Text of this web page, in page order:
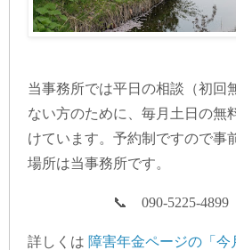
当事務所では平日の相談（初回
ない方のために、毎月土日の無
けています。予約制ですので事
場所は当事務所です。
📞 090-5225-4899
詳しくは 障害年金ページの「今